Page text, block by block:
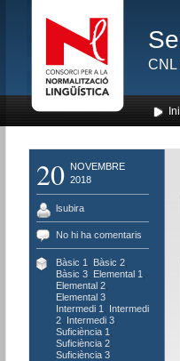
CNL
20
NOVEMBRE
2018
lsubira
No hi ha comentaris
Bàsic 1 Bàsic 2,
Bàsic 3, Elemental 1
Elemental 2,
Elemental 3,
Intermedi 1
Intermedi
2, Intermedi 3,
Suficiència 1
Suficiència 2,
Suficiència 3